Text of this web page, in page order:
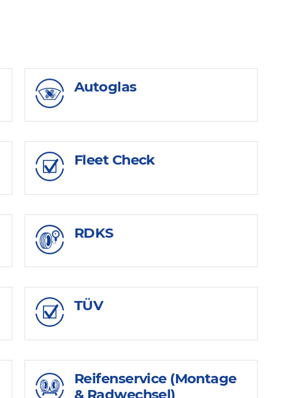
Autoglas
Fleet Check
RDKS
TÜV
Reifenservice (Montage
& Radwechsel)